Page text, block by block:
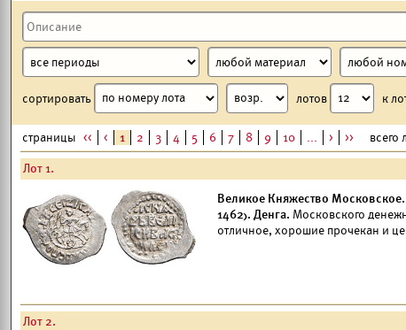
сортировать лотов к
страницы << < 1 2 3 4 5 6 7 8 9 10 ... > >> всего
Лот 1.
Великое Княжество
1462). Денга. Московского
отличное, хорошие прочекан и
Лот 2.